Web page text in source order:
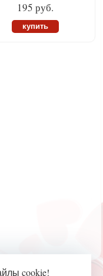
195 руб.
купить
cookie!